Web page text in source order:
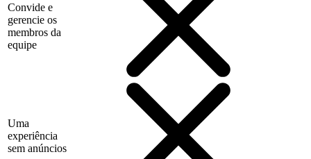
Convide e
gerencie os
membros da
equipe
Uma
experiência
sem anúncios